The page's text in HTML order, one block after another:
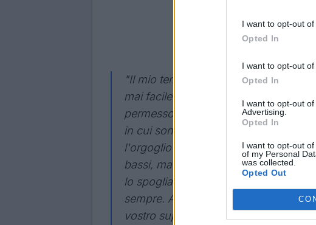
I want to opt-out
Opted In
I want to opt-out
Opted In
I want to opt-out
Advertising.
Opted In
I want to opt-out
of my Personal
was collected.
Opted Out
"Il mio tempo nel posto che ormai
mai facile dire addio, specialmente
permesso di vivere il mio sogno, non
in cui sono tornato sul campo di San
l'orgoglio di vestire di nuovo questi
bassi, ma non avrei potuto essere
lo spogliatoio con questi fratelli.
sempre. Allo staff, agli allenatori e a
vostro supporto anche nei momenti